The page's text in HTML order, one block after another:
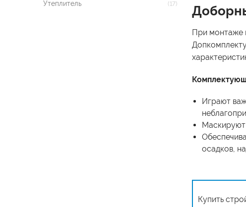
При монтаже
Играют
Маскируют
осадков,
Купить
Утеплитель (17)